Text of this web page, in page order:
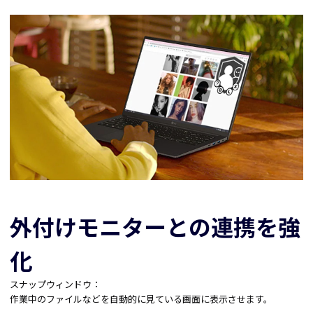
外付けモニターとの連携を強
化
スナップウィンドウ：
作業中のファイルなどを自動的に見ている画面に表示させます。